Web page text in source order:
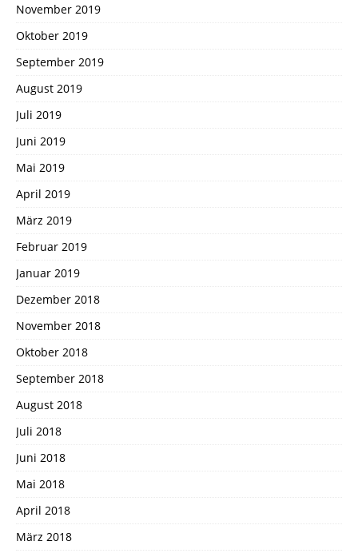
November 2019
Oktober 2019
September 2019
August 2019
Juli 2019
Juni 2019
Mai 2019
April 2019
März 2019
Februar 2019
Januar 2019
Dezember 2018
November 2018
Oktober 2018
September 2018
August 2018
Juli 2018
Juni 2018
Mai 2018
April 2018
März 2018